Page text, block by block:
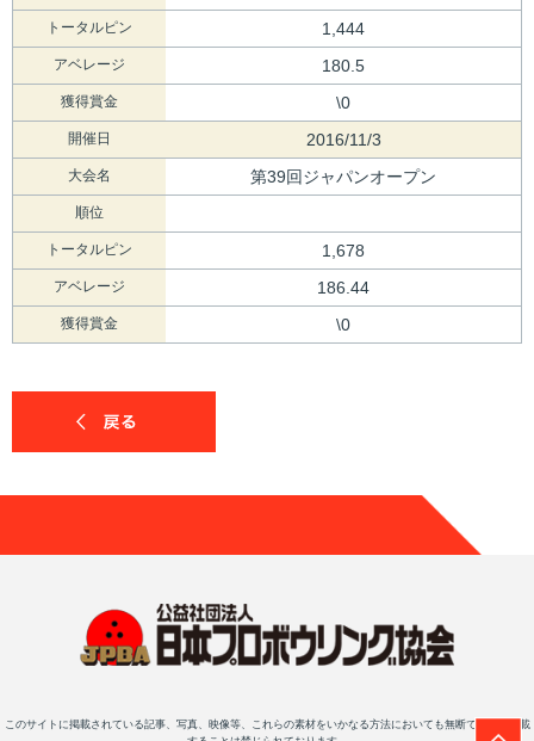
トータルピン 1,444
アベレージ 180.5
獲得賞金 \0
開催日 2016/11/3
大会名 第39回ジャパンオープン
順位
トータルピン 1,678
アベレージ 186.44
獲得賞金 \0
このサイトに掲載されている記事、写真、映像等、これらの素材をいかなる方法においても無断で複写・転載